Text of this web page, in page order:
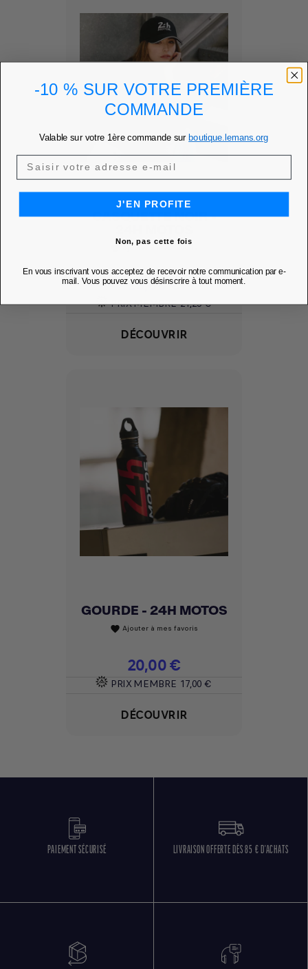
CASQUETTE NOIR -
Ajouter à mes favoris
Prix
25,00 €
PRIX MEMBRE 21,25 €
DÉCOUVRIR
GOURDE - 24H MOTOS
favorite Ajouter à mes favoris
Prix
20,00 €
PRIX MEMBRE 17,00 €
DÉCOUVRIR
PAIEMENT SÉCURISÉ LIVRAISON OFFERTE DÈS 85 € D'ACHATS
-10 % SUR VOTRE PREMIÈRE
COMMANDE
Valable sur votre 1ère commande sur boutique.lemans.org
J'EN PROFITE
Non, pas cette fois
En vous inscrivant vous acceptez de recevoir notre communication par e-
mail. Vous pouvez vous désinscrire à tout moment.